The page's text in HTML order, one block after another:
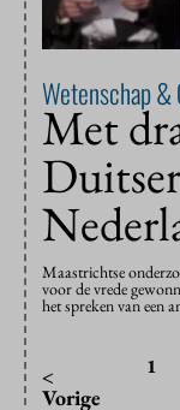
Wetenschap
Met
Maastrichtse
voor de vrede
het spreken van een
<
Vorige
1